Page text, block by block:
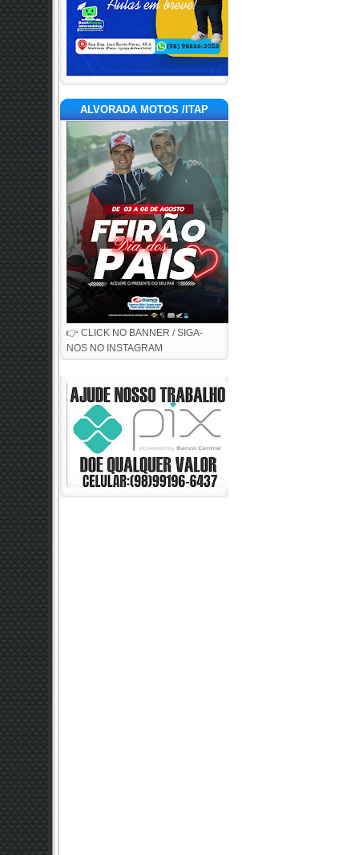
ALVORADA MOTOS /ITAP
👉 CLICK NO BANNER / SIGA-
NOS NO INSTAGRAM